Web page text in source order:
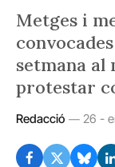
Metges i
setmana al
protestar
Redacció 26 -